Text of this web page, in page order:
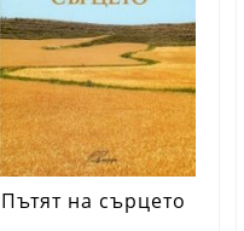
Пътят на сърцето